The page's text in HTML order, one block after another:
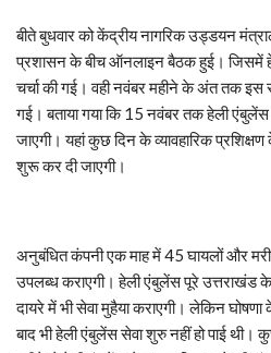
बीते बुधवार को केंद्रीय नागरिक उड्डयन
प्रशासन के बीच ऑनलाइन बैठक हुई। जिसमें
चर्चा की गई। वही नवंबर महीने के अंत तक इस
गई। बताया गया कि 15 नवंबर तक हेली
जाएगी। यहां कुछ दिन के व्यावहारिक
शुरू कर दी जाएगी।
अनुबंधित कंपनी एक माह में 45 घायलों और
उपलब्ध कराएगी। हेली एंबुलेंस पूरे उत्तराखंड
दायरे में भी सेवा मुहैया कराएगी। लेकिन
बाद भी हेली एंबुलेंस सेवा शुरु नहीं हो पाई